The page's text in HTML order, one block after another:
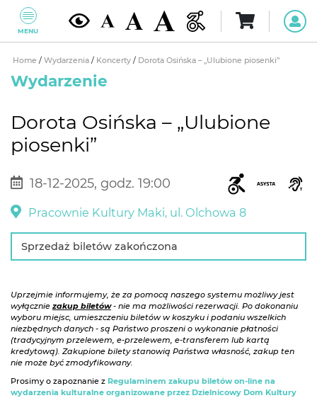
MENU
Home / Wydarzenia / Koncerty / Dorota Osińska – „Ulubione piosenki”
Wydarzenie
Dorota Osińska – „Ulubione
piosenki”
18-12-2025, godz. 19:00
Pracownie Kultury Maki, ul. Olchowa 8
Sprzedaż biletów zakończona
Uprzejmie informujemy, że za pomocą naszego systemu możliwy jest
wyłączniezakup biletów- nie ma możliwości rezerwacji. Po dokonaniu
wyboru miejsc, umieszczeniu biletów w koszyku i podaniu wszelkich
niezbędnych danych - są Państwo proszeni o wykonanie płatności
(tradycyjnym przelewem, e-przelewem, e-transferem lub kartą
kredytową). Zakupione bilety stanowią Państwa własność, zakup ten
nie może być zmodyfikowany.
Prosimy o zapoznanie z Regulaminem zakupu biletów on-line na
wydarzenia kulturalne organizowane przez Dzielnicowy Dom Kultury